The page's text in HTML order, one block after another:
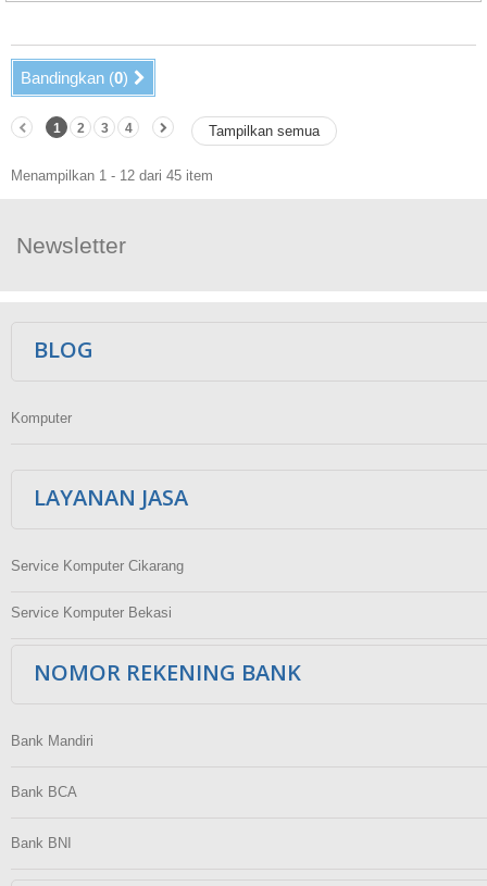
Bandingkan (0)
Tampilkan semua
1 2 3 4
Menampilkan 1 - 12 dari 45 item
Newsletter
BLOG
Komputer
LAYANAN JASA
Service Komputer Cikarang
Service Komputer Bekasi
NOMOR REKENING BANK
Bank Mandiri
Bank BCA
Bank BNI